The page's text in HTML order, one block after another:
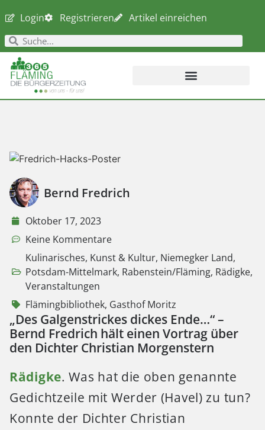
Login Registrieren Artikel einreichen
Bernd Fredrich
Oktober 17, 2023
Keine Kommentare
Kulinarisches, Kunst & Kultur, Niemegker Land,
Potsdam-Mittelmark, Rabenstein/Fläming, Rädigke,
Veranstaltungen
Flämingbibliothek, Gasthof Moritz
„Des Galgenstrickes dickes Ende…“ –
Bernd Fredrich hält einen Vortrag über
den Dichter Christian Morgenstern
Rädigke. Was hat die oben genannte
Gedichtzeile mit Werder (Havel) zu tun?
Konnte der Dichter Christian